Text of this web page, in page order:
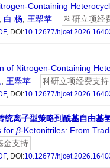
Containing
, 白 杨, 王翠苹 科研立项经
, DOI:10.12677/
of Nitrogen-Containing
, 王翠苹 科研立项经费支持
, DOI:10.12677/
统离子型策略到酰基自由基
for β-Ketonitriles: From
金支持
, DOI:10.12677/